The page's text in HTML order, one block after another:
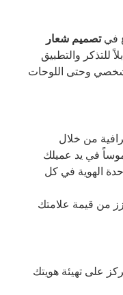
فيتصميم شعار
للتذكر والتطبيق
وحتى اللوحات
من خلال
في يد عميلك
الهوية في كل
من قيمة علامتك
على تهيئة هويتك